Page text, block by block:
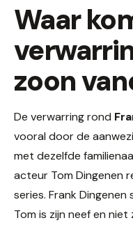
Waar
zoon
De verwarring rond
vooral door de
met dezelfde
acteur Tom Dingenen
series. Frank
Tom is zijn neef en niet